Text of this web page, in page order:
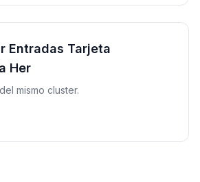
Entradas Tarjeta
Her
mismo cluster.